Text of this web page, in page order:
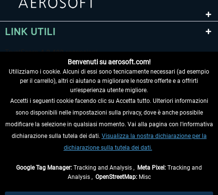
LINK UTILI
RECEDERE DAL CONTRATTO
INFORMAZIONI
Benvenuti su aerosoft.com!
Utilizziamo i cookie. Alcuni di essi sono tecnicamente necessari (ad esempio
per il carrello), altri ci aiutano a migliorare le nostre offerte e a offrirti
un'esperienza utente migliore.
Accetti i seguenti cookie facendo clic su Accetta tutto. Ulteriori informazioni
sono disponibili nelle impostazioni sulla privacy, dove è anche possibile
modificare la selezione in qualsiasi momento. Vai alla pagina con l'informativa
dichiarazione sulla tutela dei dati. Visualizza la nostra dichiarazione per la
dichiarazione sulla tutela dei dati.
Google Tag Manager: Tracking and Analysis , Meta Pixel: Tracking and
Analysis , OpenStreetMap:Misc